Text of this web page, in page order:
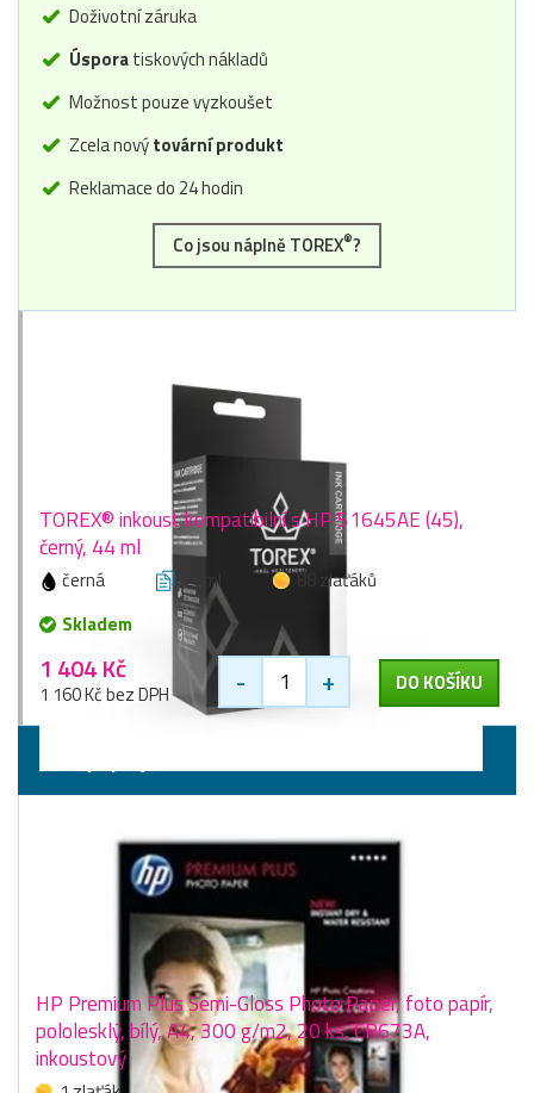
Doživotní záruka
Úsporatiskových nákladů
Možnost pouze vyzkoušet
Zcela novýtovární produkt
Reklamace do 24 hodin
Co jsou náplně TOREX®?
TOREX® inkoust kompatibilní s HP 51645AE (45),
černý, 44 ml
černá 44 ml
88 zlaťáků
Skladem
1 404 Kč
1 160 Kč bez DPH - + DO KOŠÍKU
HP Premium Plus Semi-Gloss Photo Paper, foto papír,
pololesklý, bílý, A4, 300 g/m2, 20 ks, CR673A,
inkoustový